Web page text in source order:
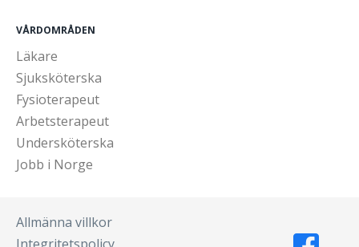
VÅRDOMRÅDEN
Läkare
Sjuksköterska
Fysioterapeut
Arbetsterapeut
Undersköterska
Jobb i Norge
Allmänna villkor
Integritetspolicy